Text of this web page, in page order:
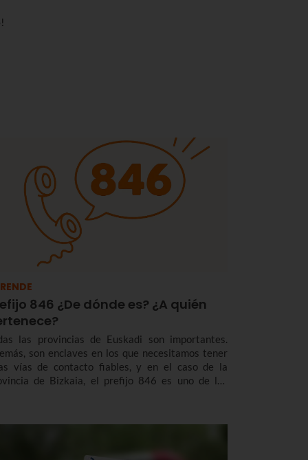
846 ¿De dónde es? ¿A quién
las provincias de Euskadi son importantes.
son enclaves en los que necesitamos tener
vías de contacto fiables, y en el caso de la
de Bizkaia, el prefijo 846 es uno de los